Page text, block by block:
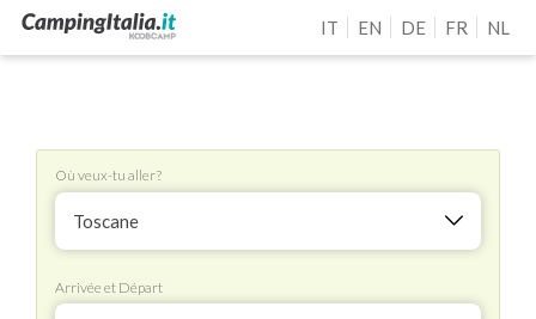
IT EN DE FR NL
Où veux-tu aller?
Toscane
Arrivée et Départ